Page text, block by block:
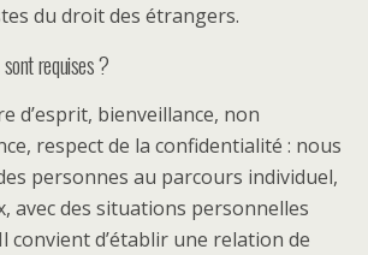
du droit des étrangers.
requises ?
d’esprit, bienveillance, non
respect de la confidentialité : nous
personnes au parcours individuel,
avec des situations personnelles
convient d’établir une relation de